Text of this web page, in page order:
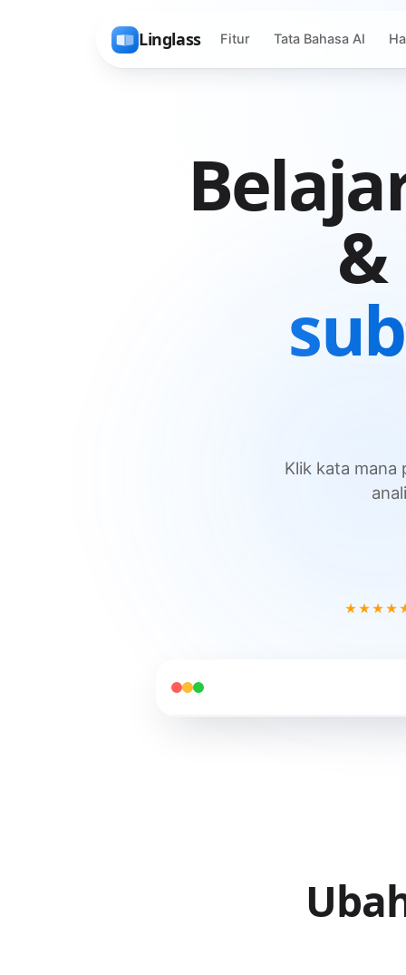
Linglass Fitur Tata Bahasa AI
&
Klik kata